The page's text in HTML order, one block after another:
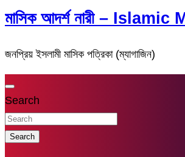
মাসিক আদর্শ নারী –
জনপ্রিয় ইসলামী মাসিক পত্রিকা (ম্যাগাজিন)
Search
Search